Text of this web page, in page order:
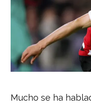
Mucho se ha